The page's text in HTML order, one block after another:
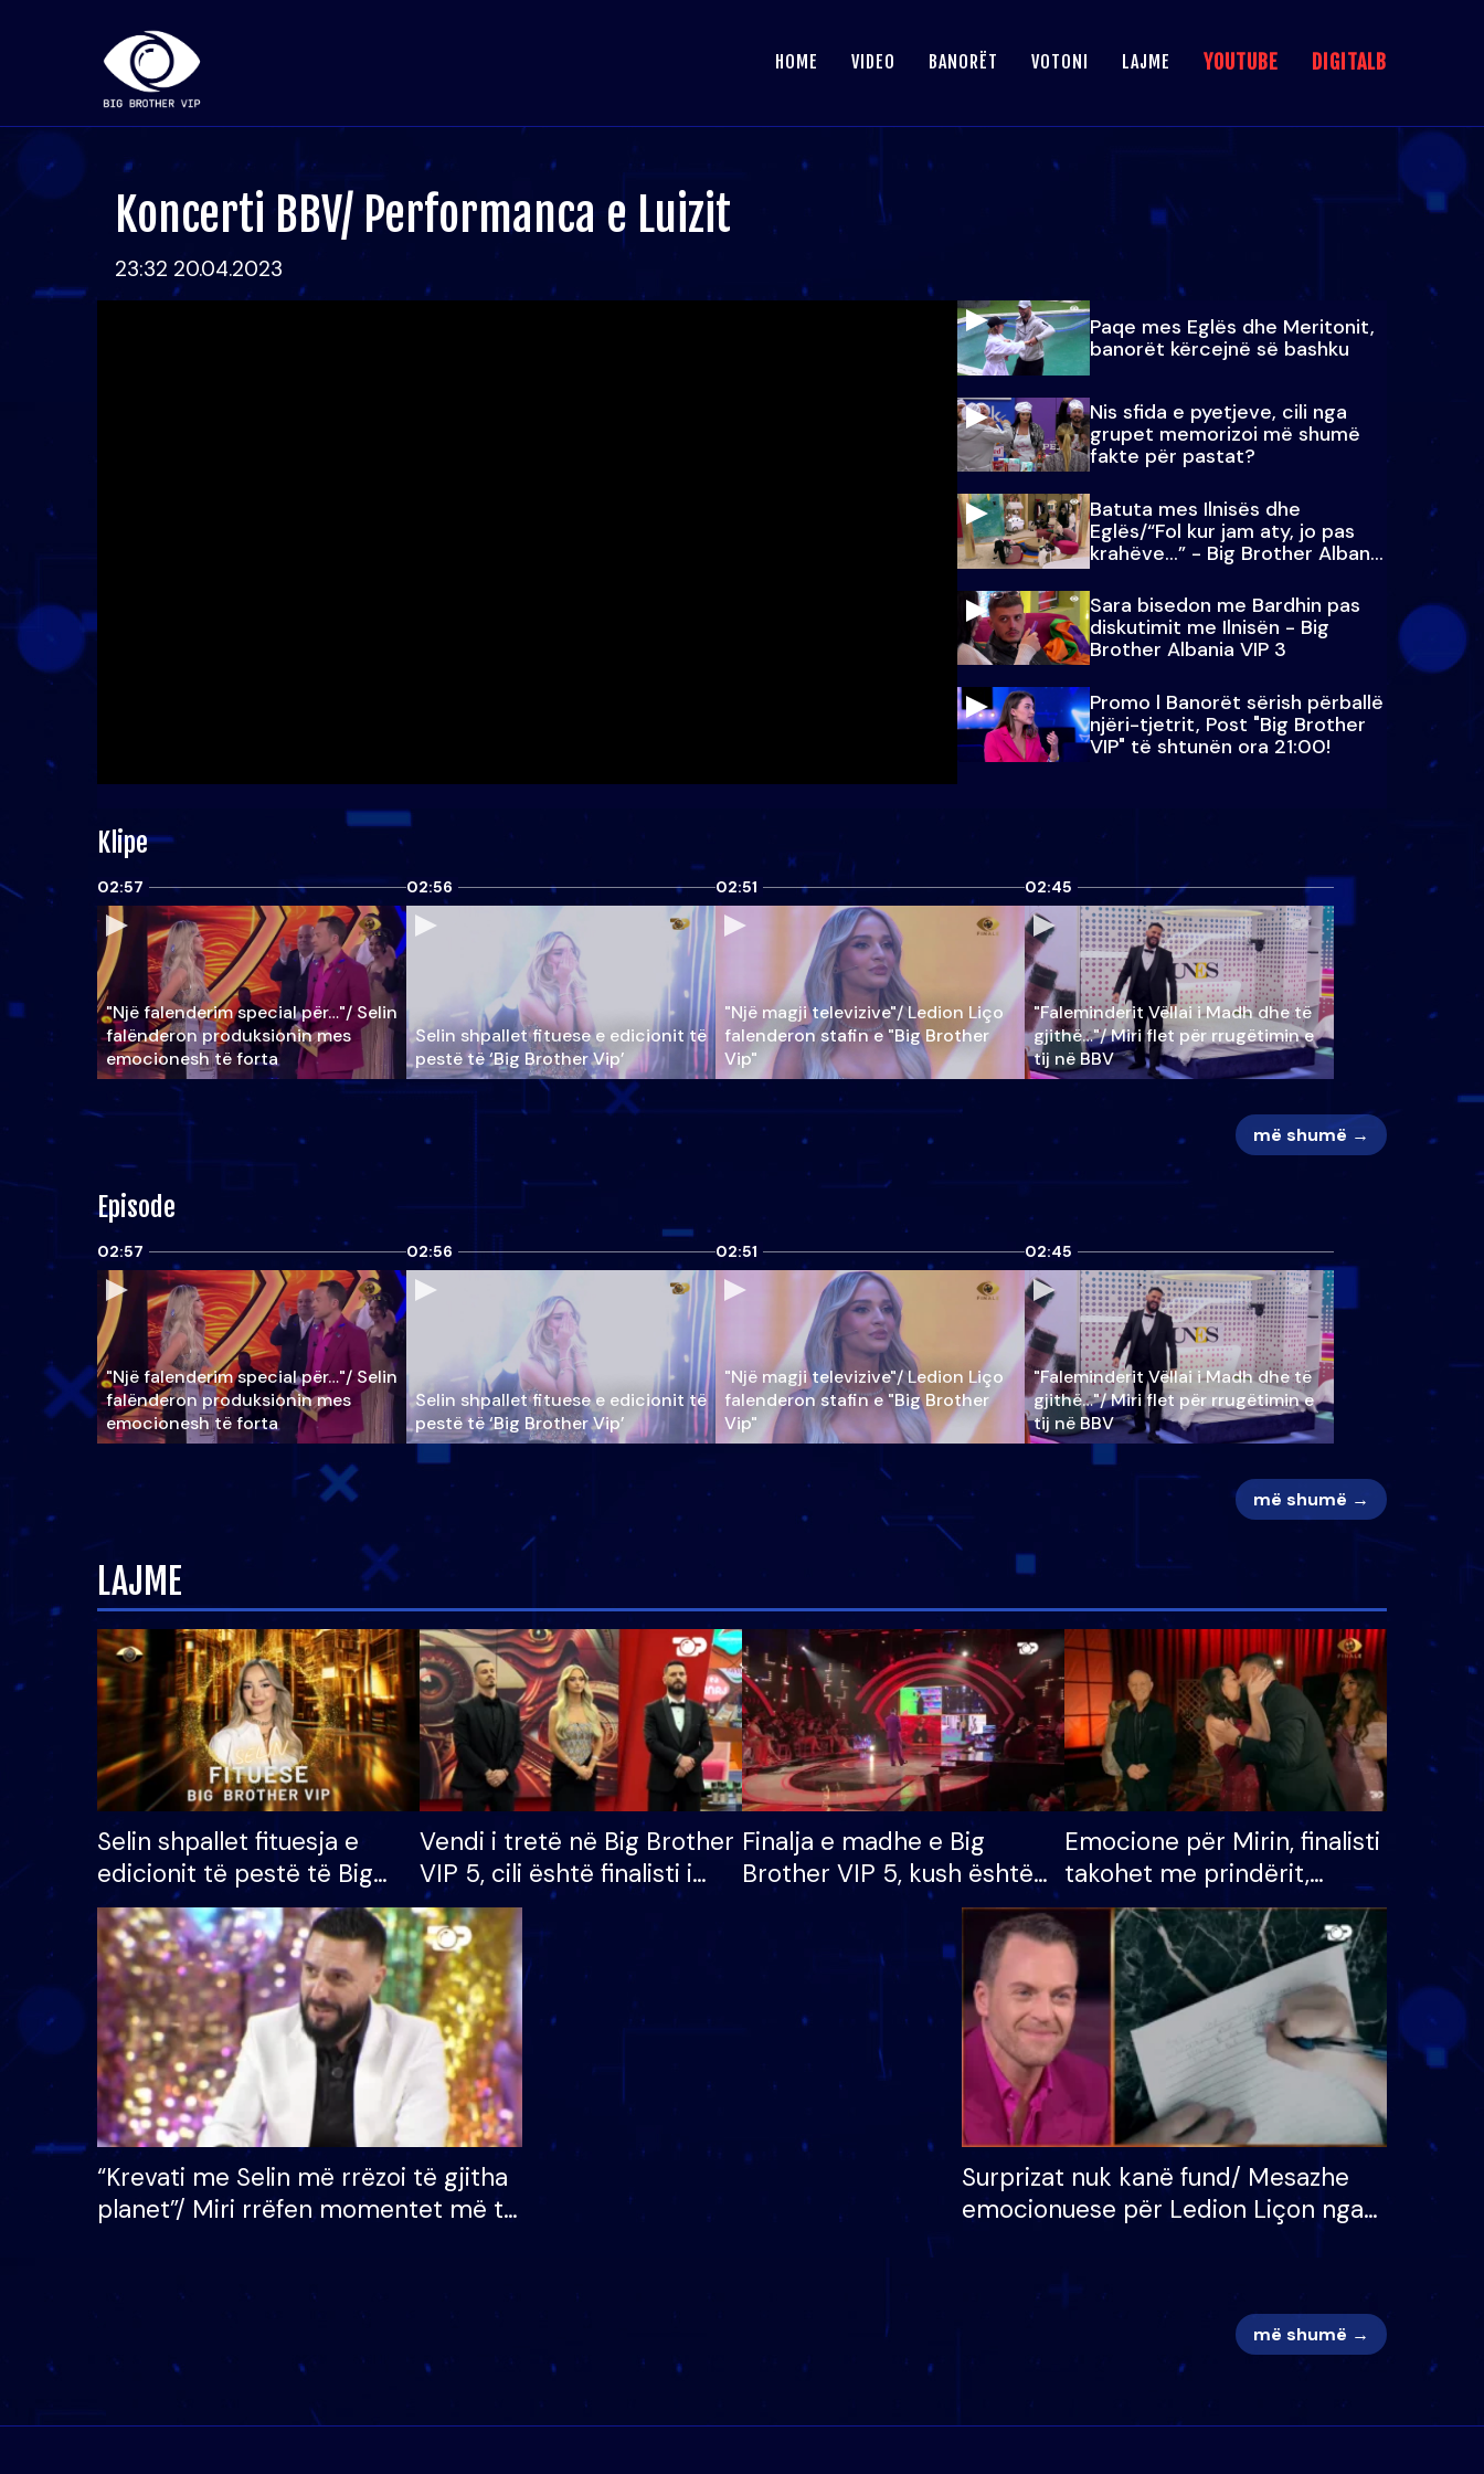
HOME VIDEO BANORËT VOTONI LAJME YOUTUBE DIGITALB
Koncerti BBV/ Performanca e Luizit
23:32 20.04.2023
Paqe mes Eglës dhe Meritonit,
banorët kërcejnë së bashku
Nis sfida e pyetjeve, cili nga
grupet memorizoi më shumë
fakte për pastat?
Batuta mes Ilnisës dhe
Eglës/“Fol kur jam aty, jo pas
krahëve…” - Big Brother Albania
VIP 3
Sara bisedon me Bardhin pas
diskutimit me Ilnisën - Big
Brother Albania VIP 3
Promo l Banorët sërish përballë
njëri-tjetrit, Post "Big Brother
VIP" të shtunën ora 21:00!
Klipe
02:57
"Një falenderim special për…"/ Selin
falënderon produksionin mes
emocionesh të forta
02:56
Selin shpallet fituese e edicionit të
pestë të ‘Big Brother Vip’
02:51
"Një magji televizive"/ Ledion Liço
falenderon stafin e "Big Brother
Vip"
02:45
"Faleminderit Vëllai i Madh dhe të
gjithë…"/ Miri flet për rrugëtimin e
tij në BBV
më shumë →
Episode
02:57
"Një falenderim special për…"/ Selin
falënderon produksionin mes
emocionesh të forta
02:56
Selin shpallet fituese e edicionit të
pestë të ‘Big Brother Vip’
02:51
"Një magji televizive"/ Ledion Liço
falenderon stafin e "Big Brother
Vip"
02:45
"Faleminderit Vëllai i Madh dhe të
gjithë…"/ Miri flet për rrugëtimin e
tij në BBV
më shumë →
LAJME
Selin shpallet fituesja e
edicionit të pestë të Big
Brother VIP, rrëmben
çmimin e madh prej 100
mijë eurosh
Vendi i tretë në Big Brother
VIP 5, cili është finalisti i
radhës që lë shtëpinë
Finalja e madhe e Big
Brother VIP 5, kush është
banori i parë që lë shtëpinë
dhe humb mundësinë për
të fituar çmimin e madh
Emocione për Mirin, finalisti
takohet me prindërit,
vajzën dhe bashkëshorten:
S’kemi ndonjë letër divorci
apo jo?
“Krevati me Selin më rrëzoi të gjitha
planet”/ Miri rrëfen momentet më të
Surprizat nuk kanë fund/ Mesazhe
emocionuese për Ledion Liçon nga
më shumë →